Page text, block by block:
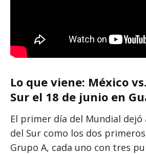
Lo que viene: México
Sur el 18 de junio en
El primer día del Mundial dejó
del Sur como los dos
Grupo A, cada uno con tres